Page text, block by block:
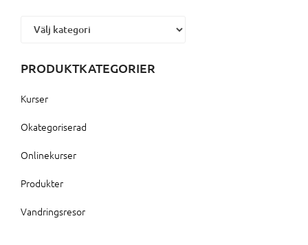
Kategorier
PRODUKTKATEGORIER
Kurser
Okategoriserad
Onlinekurser
Produkter
Vandringsresor